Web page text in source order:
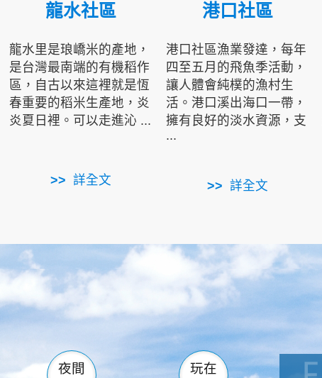
龍水社區
龍水里是琅嶠米的產地，
是台灣最南端的有機稻作
區，自古以來這裡就是恆
春重要的稻米生產地，炎
炎夏日裡。可以走進沁 ...
詳全文
港口社區
港口社區漁業發達，每年
四至五月的飛魚季活動，
讓人體會純樸的漁村生
活。港口溪出海口一帶，
擁有良好的淡水資源，支
...
詳全文
南仁湖
滿州 佳樂水
森林遊樂區
墾管處遊客中心
社頂公園 風吹沙
船帆石 龍磐公園
香蕉灣 龍坑
鵝鑾鼻
夜間
玩在